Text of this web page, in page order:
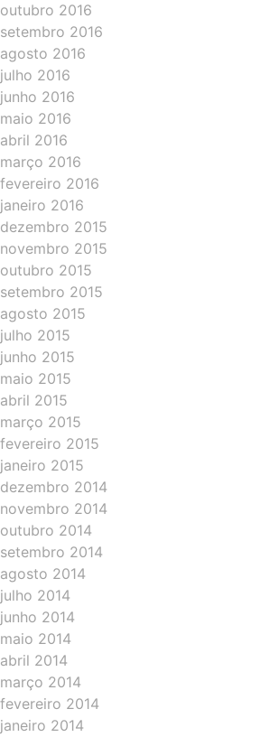
outubro 2016
setembro 2016
agosto 2016
julho 2016
junho 2016
maio 2016
abril 2016
março 2016
fevereiro 2016
janeiro 2016
dezembro 2015
novembro 2015
outubro 2015
setembro 2015
agosto 2015
julho 2015
junho 2015
maio 2015
abril 2015
março 2015
fevereiro 2015
janeiro 2015
dezembro 2014
novembro 2014
outubro 2014
setembro 2014
agosto 2014
julho 2014
junho 2014
maio 2014
abril 2014
março 2014
fevereiro 2014
janeiro 2014